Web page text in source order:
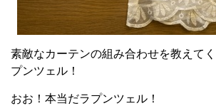
素敵なカーテンの組み合わせを教えて
プンツェル！
おお！本当だラプンツェル！